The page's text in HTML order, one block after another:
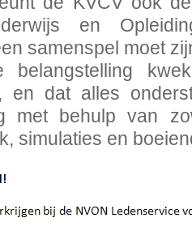
en
samenspel moet
belangstelling
en dat alles
met behulp van
simulaties en